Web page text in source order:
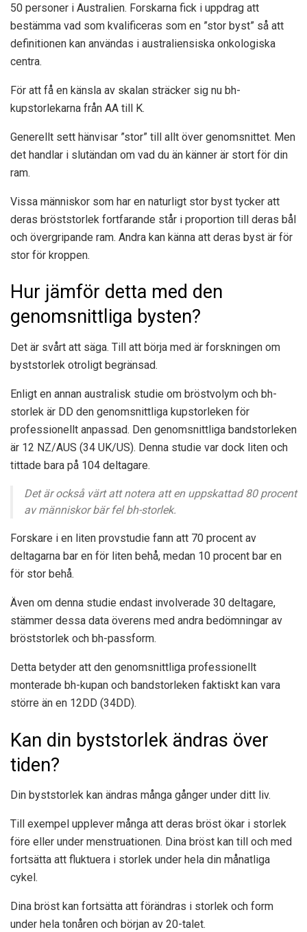
50 personer i Australien. Forskarna fick i uppdrag att
bestämma vad som kvalificeras som en ”stor byst” så att
definitionen kan användas i australiensiska onkologiska
centra.
För att få en känsla av skalan sträcker sig nu bh-
kupstorlekarna från AA till K.
Generellt sett hänvisar ”stor” till allt över genomsnittet. Men
det handlar i slutändan om vad du än känner är stort för din
ram.
Vissa människor som har en naturligt stor byst tycker att
deras bröststorlek fortfarande står i proportion till deras bål
och övergripande ram. Andra kan känna att deras byst är för
stor för kroppen.
Hur jämför detta med den
genomsnittliga bysten?
Det är svårt att säga. Till att börja med är forskningen om
byststorlek otroligt begränsad.
Enligt en annan australisk studie om bröstvolym och bh-
storlek är DD den genomsnittliga kupstorleken för
professionellt anpassad. Den genomsnittliga bandstorleken
är 12 NZ/AUS (34 UK/US). Denna studie var dock liten och
tittade bara på 104 deltagare.
Det är också värt att notera att en uppskattad80 procent
av människor bär fel bh-storlek.
Forskare i en liten provstudie fann att 70 procent av
deltagarna bar en för liten behå, medan 10 procent bar en
för stor behå.
Även om denna studie endast involverade 30 deltagare,
stämmer dessa data överens med andra bedömningar av
bröststorlek och bh-passform.
Detta betyder att den genomsnittliga professionellt
monterade bh-kupan och bandstorleken faktiskt kan vara
större än en 12DD (34DD).
Kan din byststorlek ändras över
tiden?
Din byststorlek kan ändras många gånger under ditt liv.
Till exempel upplever många att deras bröst ökar i storlek
före eller under menstruationen. Dina bröst kan till och med
fortsätta att fluktuera i storlek under hela din månatliga
cykel.
Dina bröst kan fortsätta att förändras i storlek och form
under hela tonåren och början av 20-talet.